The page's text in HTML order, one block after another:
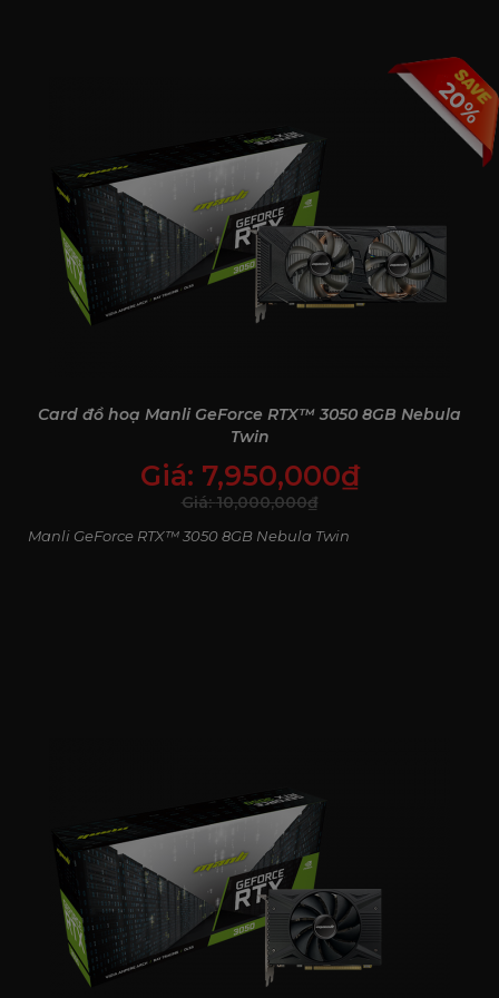
Ray Tracing vs Non-Ray Tracing
So sánh giữa hai chế độ dễ thấy ở hiệu ứng ánh sáng và độ
sâu hình ảnh. Với Ray Tracing, cảnh vật trở nên chân thật
hơn nhờ hiệu ứng ánh sáng động và phản chiếu chính xác.
NVIDIA G-SYNC nâng tầm trải nghiệm
game
G-SYNC giúp đồng bộ tốc độ làm tươi của màn hình với
GPU, loại bỏ hiện tượng xé hình và giật khung hình. Kết
quả là trải nghiệm chơi game mượt mà, phản hồi nhanh,
20%
Card đồ hoạ Manli GeForce RTX™ 3050 8GB Nebula
Twin
Giá: 7,950,000₫
Giá:10,000,000₫
Manli GeForce RTX™ 3050 8GB Nebula Twin